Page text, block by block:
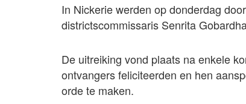
In Nickerie werden op donderdag
districtscommissaris Senrita
De uitreiking vond plaats na enkele
ontvangers feliciteerden en hen
orde te maken.